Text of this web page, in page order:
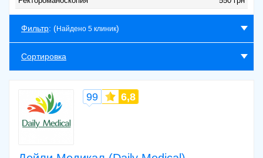
Фильтр: (Найдено 5 клиник)
Сортировка
99 6,8